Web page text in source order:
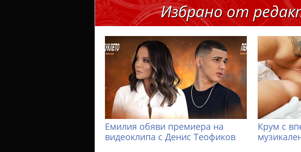
Избрано от
Емилия обяви премиера на
видеоклипа с Денис Теофиков
Крум с